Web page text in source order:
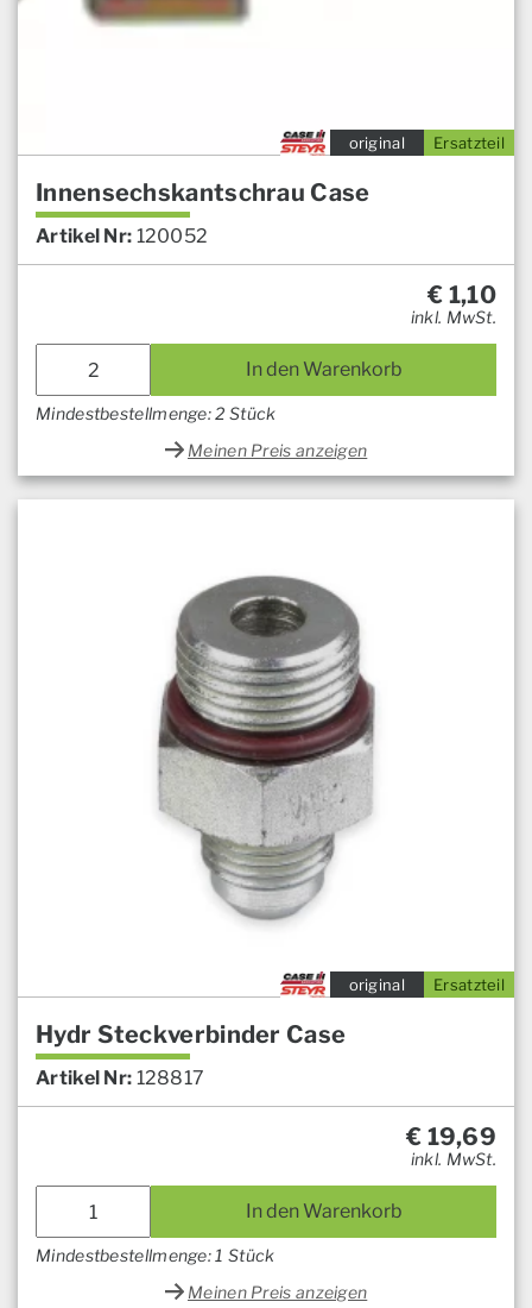
Ersatzteil
original
Innensechskantschrau Case
Artikel Nr: 120052
€ 1,10
inkl. MwSt.
In den Warenkorb
Mindestbestellmenge: 2 Stück
Meinen Preis anzeigen
Ersatzteil
original
Hydr Steckverbinder Case
Artikel Nr: 128817
€ 19,69
inkl. MwSt.
In den Warenkorb
Mindestbestellmenge: 1 Stück
Meinen Preis anzeigen